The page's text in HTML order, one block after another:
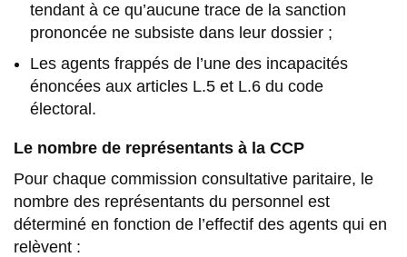
tendant à ce qu’aucune trace de la sanction
prononcée ne subsiste dans leur dossier ;
Les agents frappés de l’une des incapacités
énoncées aux articles L.5 et L.6 du code
électoral.
Le nombre de représentants à la CCP
Pour chaque commission consultative paritaire, le
nombre des représentants du personnel est
déterminé en fonction de l’effectif des agents qui en
relèvent :